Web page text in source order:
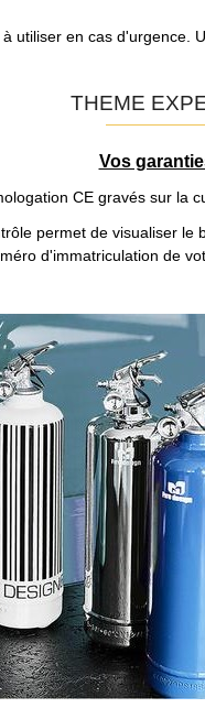
utiliser en cas
THEME
Vos
CE gravés sur la
permet de visualiser le
d'immatriculation de